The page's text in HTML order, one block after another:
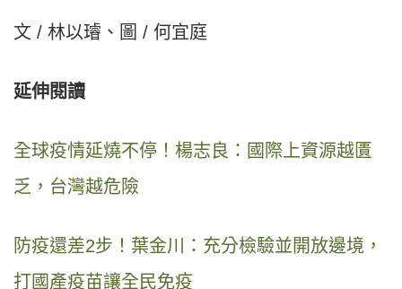
文 / 林以璿、圖 / 何宜庭
延伸閱讀
全球疫情延燒不停！楊志良：國際上資源越匱
乏，台灣越危險
防疫還差2步！葉金川：充分檢驗並開放邊境，
打國產疫苗讓全民免疫